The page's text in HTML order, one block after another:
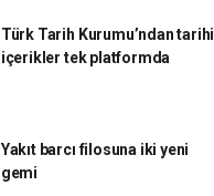
Türk Tarih Kurumu’ndan tarihi
içerikler tek platformda
Yakıt barcı filosuna iki yeni
gemi